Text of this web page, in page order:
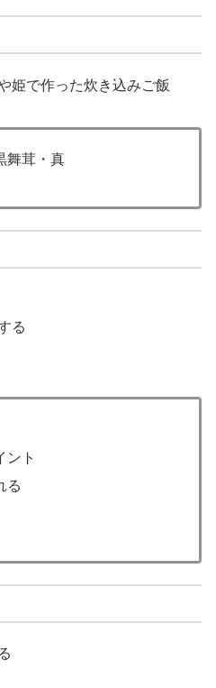
姫で作った炊き込みご飯
舞茸・真
る
ント
る